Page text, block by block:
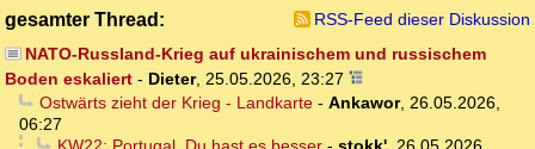
gesamter Thread:
RSS-Feed dieser Diskussion
NATO-Russland-Krieg auf ukrainischem und russischem
Boden eskaliert - Dieter, 25.05.2026, 23:27
Ostwärts zieht der Krieg - Landkarte- Ankawor, 26.05.2026,
06:27